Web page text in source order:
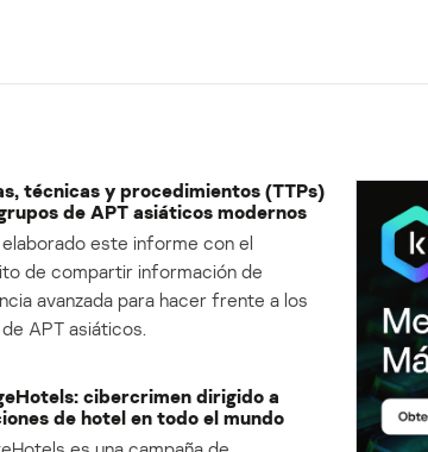
técnicas y procedimientos (TTPs)
de APT asiáticos modernos
este informe con el
de compartir información de
avanzada para hacer frente a los
APT asiáticos.
cibercrimen dirigido a
de hotel en todo el mundo